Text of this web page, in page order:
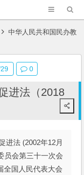
中华人民共和国民办教
进法（2018
进法 (2002年12月
员会第三十一次会
全国人民代表大会
0